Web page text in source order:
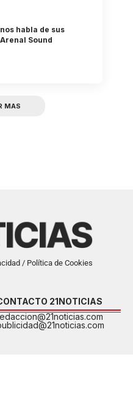
habla de sus
Sound
MAS
/ Política de Cookies
21NOTICIAS